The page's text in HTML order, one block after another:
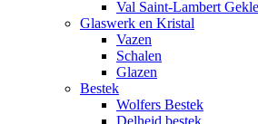
Val Saint-Lambert
Glaswerk en Kristal
Vazen
Schalen
Glazen
Bestek
Wolfers Bestek
Delheid bestek